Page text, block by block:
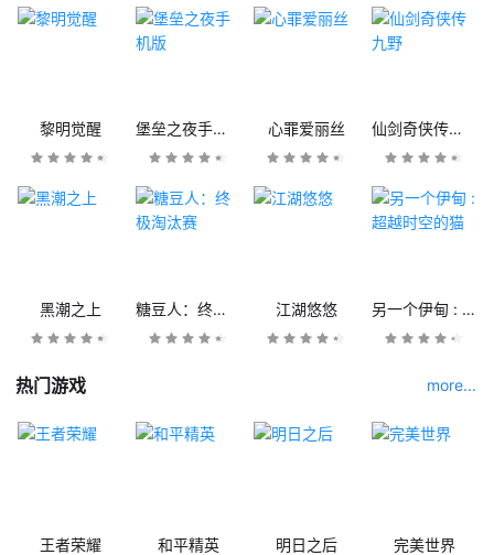
黎明觉醒 堡垒之夜手机版 心罪爱丽丝 仙剑奇侠传九野
黑潮之上 糖豆人：终极淘汰赛 江湖悠悠 另一个伊甸 : 超越时空的猫
热门游戏 more...
王者荣耀 和平精英 明日之后 完美世界